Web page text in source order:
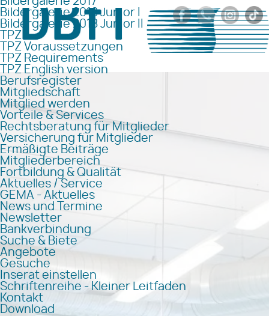
Bildergalerie 2018 Junior I
Bildergalerie 2018 Junior II
TPZ
TPZ Voraussetzungen
TPZ Requirements
TPZ English version
Berufsregister
Mitgliedschaft
Mitglied werden
Vorteile & Services
Rechtsberatung für Mitglieder
Versicherung für Mitglieder
Ermäßigte Beiträge
Mitgliederbereich
Fortbildung & Qualität
Aktuelles / Service
GEMA - Aktuelles
News und Termine
Newsletter
Bankverbindung
Suche & Biete
Angebote
Gesuche
Inserat einstellen
Schriftenreihe - Kleiner Leitfaden
Kontakt
Download